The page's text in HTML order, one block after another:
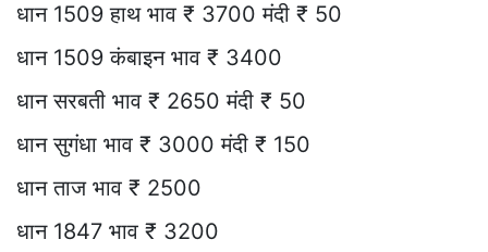
धान 1509 हाथ भाव ₹ 3700 मंदी ₹ 50
धान 1509 कंबाइन भाव ₹ 3400
धान सरबती भाव ₹ 2650 मंदी ₹ 50
धान सुगंधा भाव ₹ 3000 मंदी ₹ 150
धान ताज भाव ₹ 2500
धान 1847 भाव ₹ 3200